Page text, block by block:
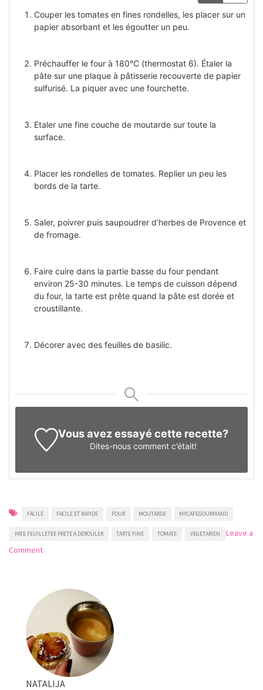
Couper les tomates en fines rondelles, les placer sur un
papier absorbant et les égoutter un peu.
Préchauffer le four à 180°C (thermostat 6). Étaler la
pâte sur une plaque à pâtisserie recouverte de papier
sulfurisé. La piquer avec une fourchette.
Etaler une fine couche de moutarde sur toute la
surface.
Placer les rondelles de tomates. Replier un peu les
bords de la tarte.
Saler, poivrer puis saupoudrer d’herbes de Provence et
de fromage.
Faire cuire dans la partie basse du four pendant
environ 25-30 minutes. Le temps de cuisson dépend
du four, la tarte est prête quand la pâte est dorée et
croustillante.
Décorer avec des feuilles de basilic.
Vous avez essayé cette recette?
Dites-nous comment c’était!
FACILE FACILE ET RAPIDE FOUR MOUTARDE MYCAFEGOURMAND
PATE FEUILLETEE PRETE A DEROULER TARTE FINE TOMATE VEGETARIEN
Leave a
Commenton
tomates
NATALIJA